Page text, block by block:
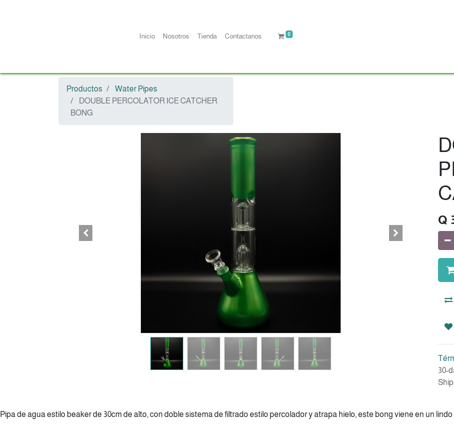
Inicio Nosotros Tienda Contactanos 0
Productos
Water Pipes
DOUBLE PERCOLATOR ICE CATCHER
BONG
Q
30-
Pipa de agua estilo beaker de 30cm de alto, con doble sistema de filtrado estilo percolador y atrapa hielo, este bong viene en un